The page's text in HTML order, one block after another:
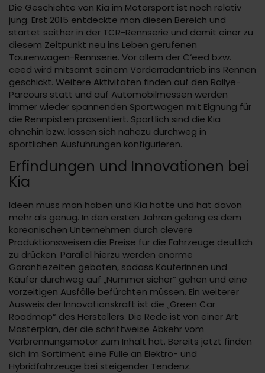
Die Geschichte von Kia im Motorsport ist noch relativ
jung. Erst 2015 entdeckte man diesen Bereich und
startet seither in der TCR-Rennserie und damit einer zu
diesem Zeitpunkt neu ins Leben gerufenen
Tourenwagen-Rennserie. Vor allem der C‘eed bzw.
ceed wird mitsamt seinem Vorderradantrieb ins Rennen
geschickt. Weitere Aktivitäten finden auf den Rallye-
Parcours statt und auf Automobilmessen werden
immer wieder spannenden Sportwagen mit Eignung für
die Rennpisten präsentiert. Sportlich sind die Kia
ohnehin bzw. lassen sich nahezu durchweg in
sportlichen Ausführungen konfigurieren.
Erfindungen und Innovationen bei
Kia
Ideen muss man haben und Kia hatte und hat davon
mehr als genug. In den ersten Jahren gelang es dem
koreanischen Unternehmen durch clevere
Produktionsweisen die Preise für die Fahrzeuge deutlich
zu drücken. Parallel hierzu werden enorme
Garantiezeiten geboten, sodass Käuferinnen und
Käufer durchweg auf „Nummer sicher“ gehen und eine
vorzeitigen Ausfälle befürchten müssen. Ein weiterer
Ausweis der Innovationskraft ist die „Green Car
Roadmap“ des Herstellers. Die Rede ist von einer Art
Masterplan, der die schrittweise Abkehr vom
Verbrennungsmotor zum Inhalt hat. Bereits jetzt finden
sich im Sortiment eine Fülle an Elektro- und
Hybridfahrzeuge bei steigender Tendenz.